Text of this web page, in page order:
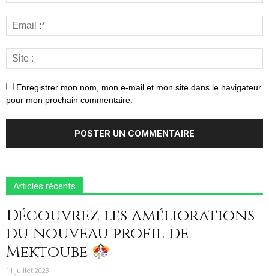
Enregistrer mon nom, mon e-mail et mon site dans le navigateur
pour mon prochain commentaire.
Articles récents
Découvrez les améliorations
du nouveau profil de
Mektoube
11 juillet 2023